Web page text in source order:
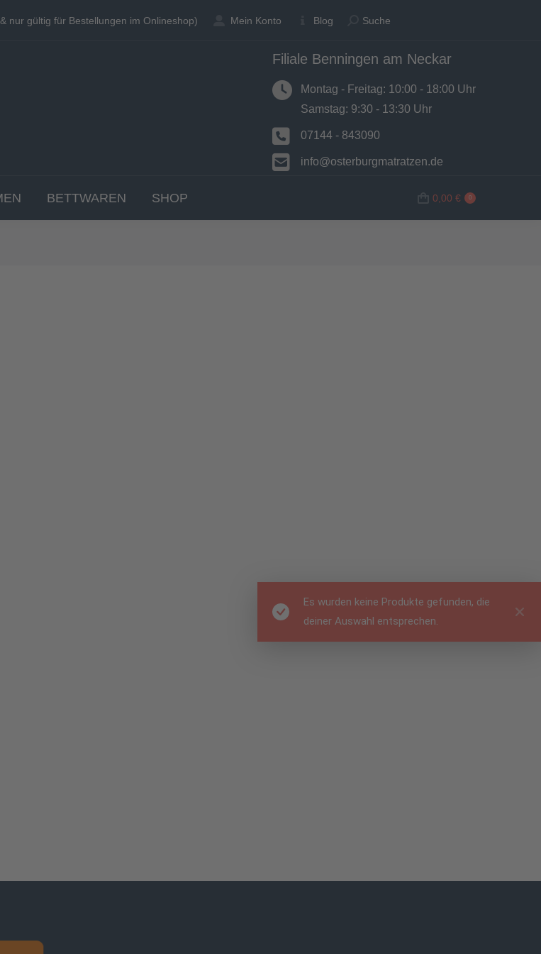
nur gültig für Bestellungen im Onlineshop) Mein Konto Blog Suche:
Suche
Filiale Benningen am Neckar
Montag - Freitag: 10:00 - 18:00 Uhr
Samstag: 9:30 - 13:30 Uhr
07144 - 843090
info@osterburgmatratzen.de
BETTWAREN SHOP 0,00 € 0
Es wurden keine Produkte gefunden, die
deiner Auswahl entsprechen.
nur gültig für Bestellungen im Onlineshop) Mein Konto Blog Suche:
Suche
BETTWAREN SHOP 0,00